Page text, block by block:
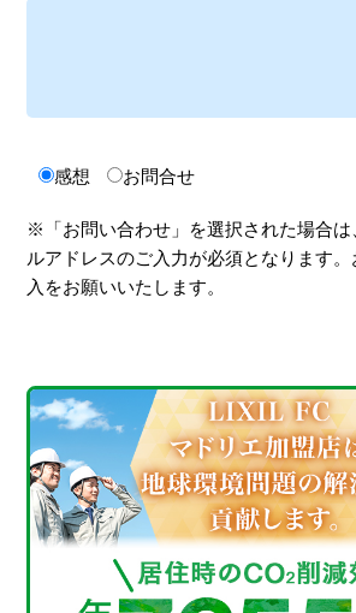
感想 お問合せ
※「お問い合わせ」を選択された場合は
ルアドレスのご入力が必須となります
入をお願いいたします。